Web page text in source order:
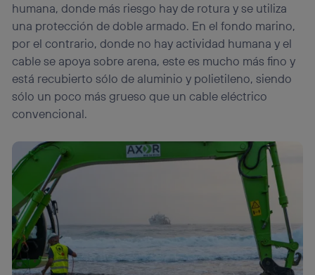
humana, donde más riesgo hay de rotura y se utiliza
una protección de doble armado. En el fondo marino,
por el contrario, donde no hay actividad humana y el
cable se apoya sobre arena, este es mucho más fino y
está recubierto sólo de aluminio y polietileno, siendo
sólo un poco más grueso que un cable eléctrico
convencional.